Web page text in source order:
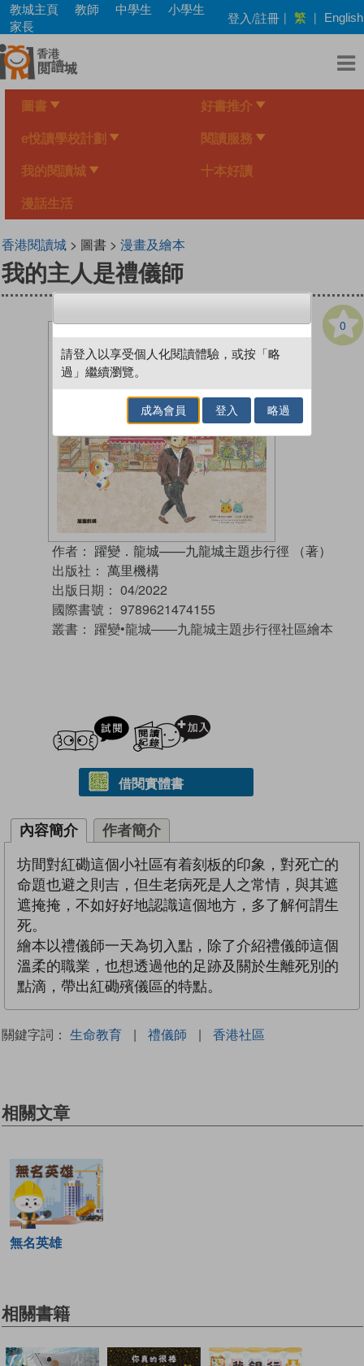
Skip
main
content
教城主頁 教師 中學生
小學生
家長
登入/註冊 | 繁 | English
圖書 好書推介
e悅讀學校計劃 閱讀服務
我的閱讀城 十本好讀
漫話生活
香港閱讀城> 圖書 > 漫畫及繪本
我的主人是禮儀師
0
作者： 躍變．龍城——九龍城主題步行徑 （著）
出版社： 萬里機構
出版日期： 04/2022
國際書號： 9789621474155
叢書： 躍變•龍城――九龍城主題步行徑社區繪本
試閲
借閱實體書
內容簡介 作者簡介
坊間對紅磡這個小社區有着刻板的印象，對死亡的
命題也避之則吉，但生老病死是人之常情，與其遮
遮掩掩，不如好好地認識這個地方，多了解何謂生
死。
繪本以禮儀師一天為切入點，除了介紹禮儀師這個
溫柔的職業，也想透過他的足跡及關於生離死別的
點滴，帶出紅磡殯儀區的特點。
關鍵字詞： 生命教育 | 禮儀師 | 香港社區
相關文章
無名英雄
相關書籍
請登入以享受個人化閱讀體驗，或按「略
過」繼續瀏覽。
成為會員 登入 略過